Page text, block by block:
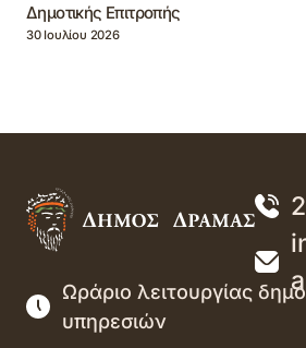
Δημοτικής Επιτροπής
30 Ιουλίου 2026
Ωράριο λειτουργίας
υπηρεσιών